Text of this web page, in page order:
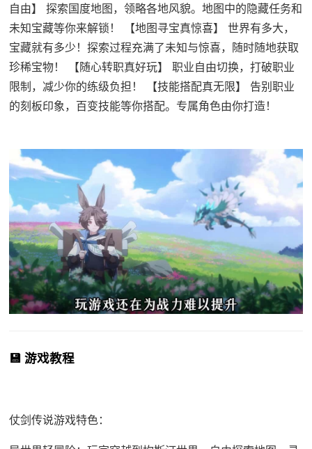
自由】 探索国度地图，领略各地风貌。地图中的隐藏任务和
未知宝藏等你来解锁！ 【地图寻宝真惊喜】 世界有多大，
宝藏就有多少！探索过程充满了未知与惊喜，随时随地获取
珍稀宝物！ 【随心转职真好玩】 职业自由切换，打破职业
限制，减少你的练级负担！ 【技能搭配真无限】 告别职业
的刻板印象，百变技能等你搭配。专属角色由你打造！
💾 游戏教程
仗剑传说游戏特色：